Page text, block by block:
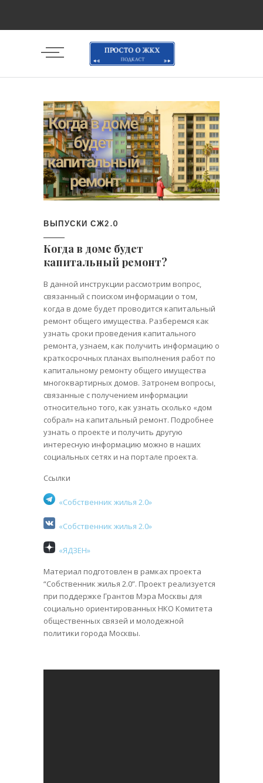
ВЫПУСКИ СЖ2.0
Когда в доме будет
капитальный ремонт?
В данной инструкции рассмотрим вопрос,
связанный с поиском информации о том,
когда в доме будет проводится капитальный
ремонт общего имущества. Разберемся как
узнать сроки проведения капитального
ремонта, узнаем, как получить информацию о
краткосрочных планах выполнения работ по
капитальному ремонту общего имущества
многоквартирных домов. Затронем вопросы,
связанные с получением информации
относительно того, как узнать сколько «дом
собрал» на капитальный ремонт. Подробнее
узнать о проекте и получить другую
интересную информацию можно в наших
социальных сетях и на портале проекта.
Ссылки
«Собственник жилья 2.0»
«Собственник жилья 2.0»
«ЯДЗЕН»
Материал подготовлен в рамках проекта
“Собственник жилья 2.0”. Проект реализуется
при поддержке Грантов Мэра Москвы для
социально ориентированных НКО Комитета
общественных связей и молодежной
политики города Москвы.